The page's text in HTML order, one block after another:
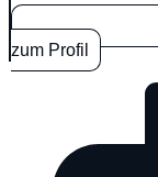
zum Profil